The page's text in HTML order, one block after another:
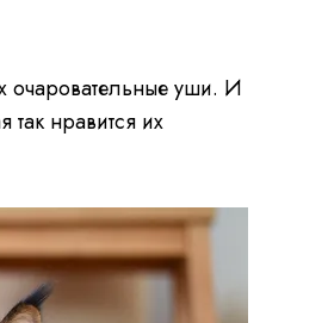
очаровательные уши. И
нравится их